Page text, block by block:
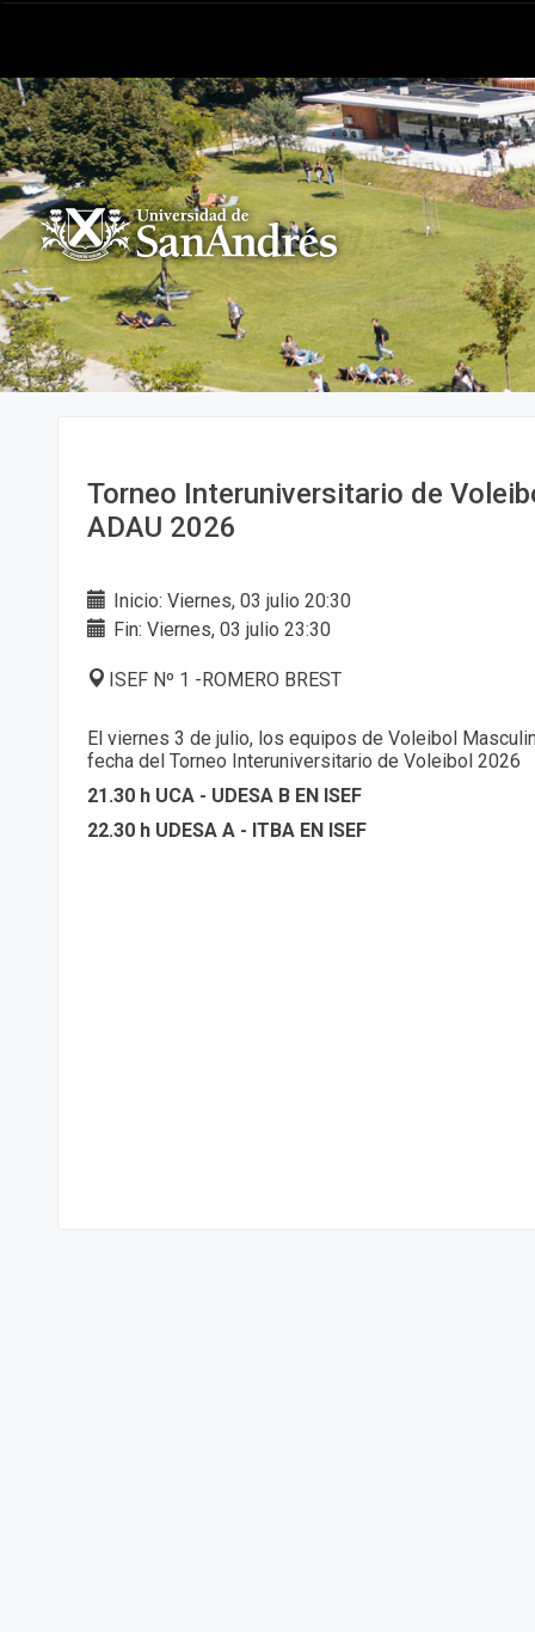
Torneo Interuniversitario de
ADAU 2026
Inicio: Viernes, 03 julio 20:30
Fin: Viernes, 03 julio 23:30
ISEF Nº 1 -ROMERO BREST
El viernes 3 de julio, los equipos de Voleibol
fecha del Torneo Interuniversitario de Voleibol 2026
21.30 h UCA - UDESA B EN ISEF
22.30 h UDESA A - ITBA EN ISEF